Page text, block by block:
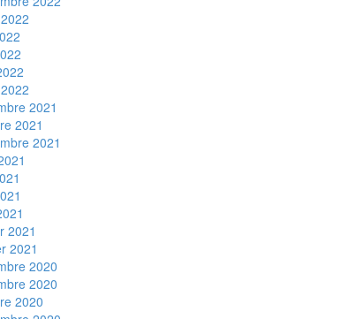
2021
2021
2021
2021
2021
2020
2020
2020